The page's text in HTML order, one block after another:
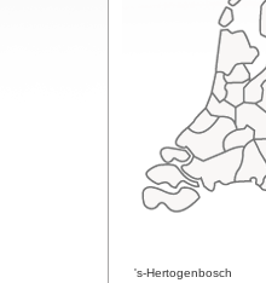
's-Hertogenbosch